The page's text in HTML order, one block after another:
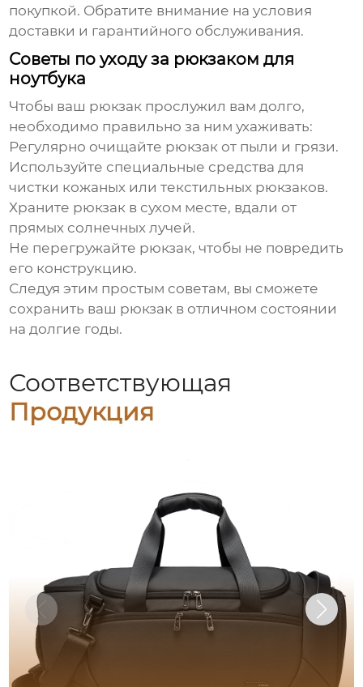
покупкой. Обратите внимание на условия
доставки и гарантийного обслуживания.
Советы по уходу за рюкзаком для
ноутбука
Чтобы ваш рюкзак прослужил вам долго,
необходимо правильно за ним ухаживать:
Регулярно очищайте рюкзак от пыли и грязи.
Используйте специальные средства для
чистки кожаных или текстильных рюкзаков.
Храните рюкзак в сухом месте, вдали от
прямых солнечных лучей.
Не перегружайте рюкзак, чтобы не повредить
его конструкцию.
Следуя этим простым советам, вы сможете
сохранить ваш рюкзак в отличном состоянии
на долгие годы.
Соответствующая
Продукция